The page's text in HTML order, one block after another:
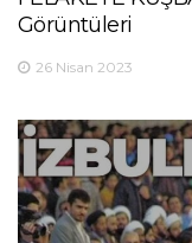
Görüntüleri
26 Nisan 2023